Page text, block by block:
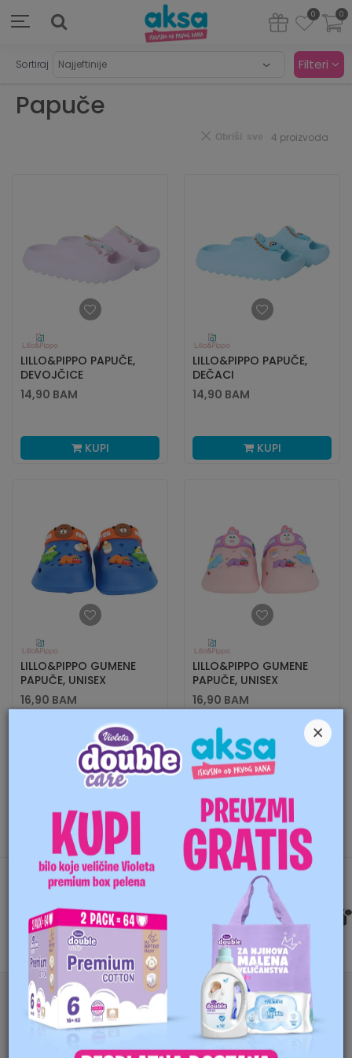
0
0
Papuče
Sortiraj Filteri
4 proizvoda
Obriši sve
LILLO&PIPPO PAPUČE,
DEVOJČICE
14,90 BAM
KUPI
LILLO&PIPPO PAPUČE,
DEČACI
14,90 BAM
KUPI
LILLO&PIPPO GUMENE
PAPUČE, UNISEX
16,90 BAM
KUPI
LILLO&PIPPO GUMENE
PAPUČE, UNISEX
16,90 BAM
KUPI
FILTERI PROIZVODA
POVEŽIMO SE
×